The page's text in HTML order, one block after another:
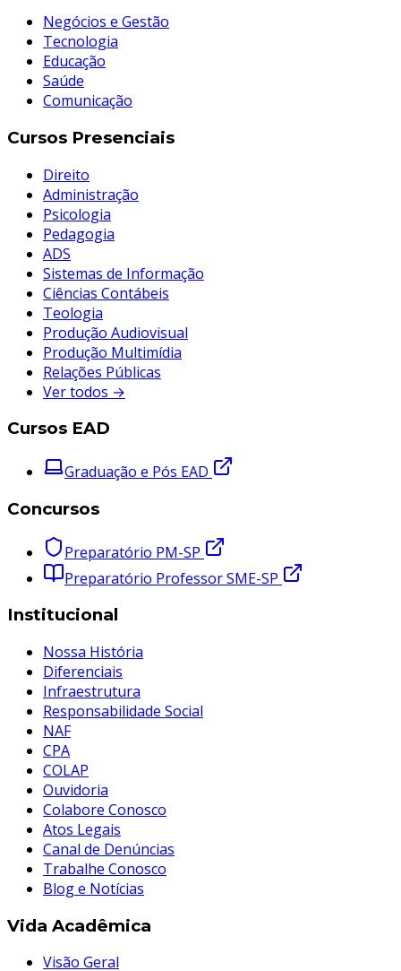
Negócios e Gestão
Tecnologia
Educação
Saúde
Comunicação
Cursos Presenciais
Direito
Administração
Psicologia
Pedagogia
ADS
Sistemas de Informação
Ciências Contábeis
Teologia
Produção Audiovisual
Produção Multimídia
Relações Públicas
Ver todos →
Cursos EAD
Graduação e Pós EAD
Concursos
Preparatório PM-SP
Preparatório Professor SME-SP
Institucional
Nossa História
Diferenciais
Infraestrutura
Responsabilidade Social
NAF
CPA
COLAP
Ouvidoria
Colabore Conosco
Atos Legais
Canal de Denúncias
Trabalhe Conosco
Blog e Notícias
Vida Acadêmica
Visão Geral